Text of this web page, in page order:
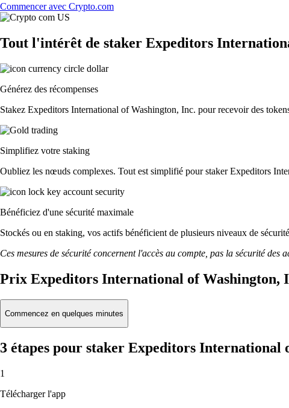
Commencer avec Crypto.com
Tout l'intérêt de staker Expeditors
Générez des récompenses
Stakez Expeditors International of Washington, Inc. pour recevoir des
Simplifiez votre staking
Oubliez les nœuds complexes. Tout est simplifié pour staker Expeditors
Bénéficiez d'une sécurité maximale
Stockés ou en staking, vos actifs bénéficient de plusieurs niveaux de
Ces mesures de sécurité concernent l'accès au compte, pas la sécurité
Prix Expeditors International of Washington,
Commencez en quelques minutes
3 étapes pour staker Expeditors International
1
Télécharger l'app